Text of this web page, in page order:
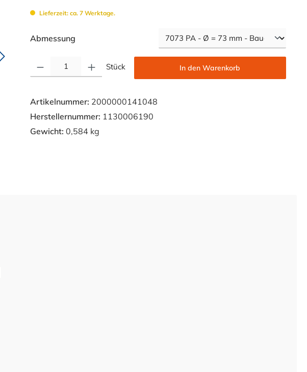
Lieferzeit: ca. 7 Werktage.
Abmessungauswählen
Stück In den Warenkorb
Artikelnummer: 2000000141048
Herstellernummer: 1130006190
Gewicht: 0,584 kg